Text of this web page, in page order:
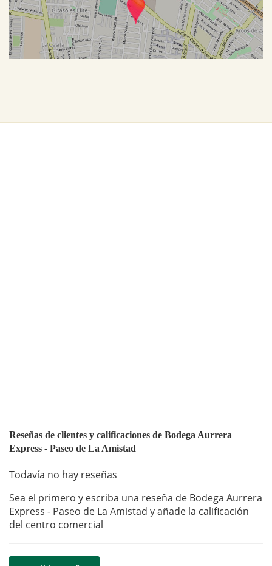
Reseñas de clientes y calificaciones de Bodega Aurrera
Express - Paseo de La Amistad
Todavía no hay reseñas
Sea el primero y escriba una reseña de Bodega Aurrera
Express - Paseo de La Amistad y añade la calificación
del centro comercial